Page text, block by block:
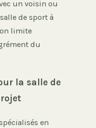
un voisin ou
de sport à
limite
du
la salle de
en